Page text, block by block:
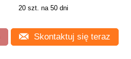
20 szt. na 50 dni
Skontaktuj się teraz